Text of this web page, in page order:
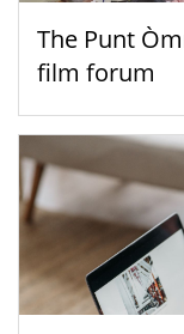
The Punt
film forum